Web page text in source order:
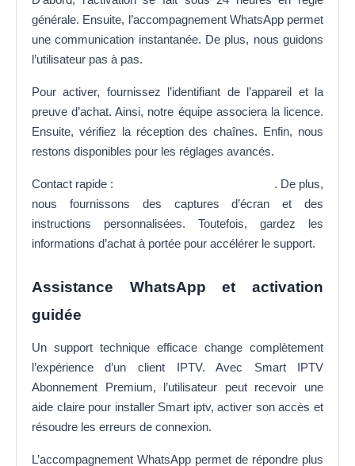
générale. Ensuite, l’accompagnement WhatsApp permet
une communication instantanée. De plus, nous guidons
l’utilisateur pas à pas.
Pour activer, fournissez l’identifiant de l’appareil et la
preuve d’achat. Ainsi, notre équipe associera la licence.
Ensuite, vérifiez la réception des chaînes. Enfin, nous
restons disponibles pour les réglages avancés.
Contact rapide :
. De plus,
nous fournissons des captures d’écran et des
instructions personnalisées. Toutefois, gardez les
informations d’achat à portée pour accélérer le support.
Assistance WhatsApp et activation
guidée
Un support technique efficace change complètement
l’expérience d’un client IPTV. Avec Smart IPTV
Abonnement Premium, l’utilisateur peut recevoir une
aide claire pour installer Smart iptv, activer son accès et
résoudre les erreurs de connexion.
L’accompagnement WhatsApp permet de répondre plus